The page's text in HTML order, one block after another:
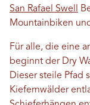
San Rafael Swell
Mountainbiken
Für alle, die eine
beginnt der Dry
Dieser steile Pfad
Kiefernwälder